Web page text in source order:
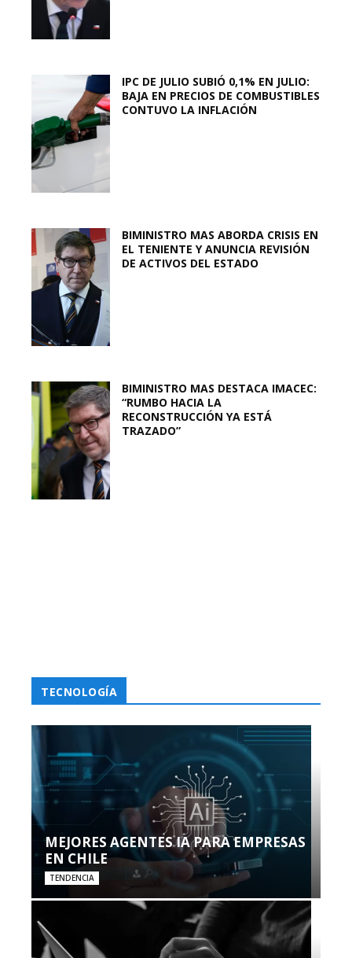
IPC DE JULIO SUBIÓ 0,1% EN JULIO:
BAJA EN PRECIOS DE COMBUSTIBLES
CONTUVO LA INFLACIÓN
BIMINISTRO MAS ABORDA CRISIS EN
EL TENIENTE Y ANUNCIA REVISIÓN
DE ACTIVOS DEL ESTADO
BIMINISTRO MAS DESTACA IMACEC:
“RUMBO HACIA LA
RECONSTRUCCIÓN YA ESTÁ
TRAZADO”
TECNOLOGÍA
MEJORES AGENTES IA PARA EMPRESAS
EN CHILE
TENDENCIA